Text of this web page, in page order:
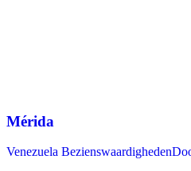
Mérida
Venezuela Bezienswaardigheden